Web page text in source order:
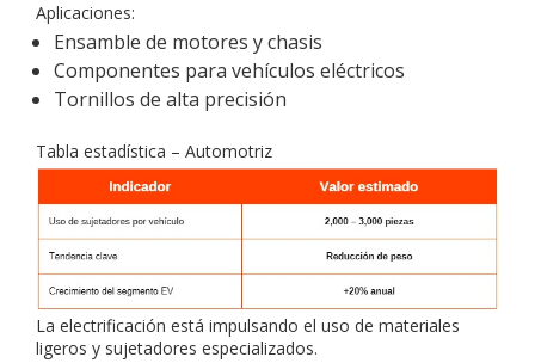
Aplicaciones:
Ensamble de motores y chasis
Componentes para vehículos eléctricos
Tornillos de alta precisión
Tabla estadística – Automotriz
La electrificación está impulsando el uso de materiales
ligeros y sujetadores especializados.